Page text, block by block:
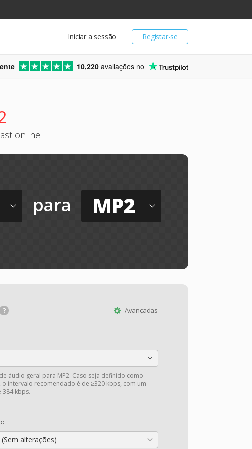
Registar-se
Iniciar a sessão
10,220 avaliações no
online
para MP2
Avançadas
áudio geral para MP2. Caso seja definido como
o intervalo recomendado é de ≥320 kbps, com um
384 kbps.
alterações)